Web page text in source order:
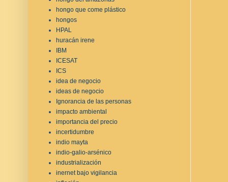
hongo que come plástico
hongos
HPAL
huracán irene
IBM
ICESAT
ICS
idea de negocio
ideas de negocio
Ignorancia de las personas
impacto ambiental
importancia del precio
incertidumbre
indio mayta
indio-galio-arsénico
industrialización
inernet bajo vigilancia